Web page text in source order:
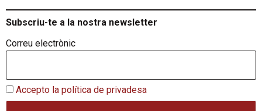
Subscriu-te a la nostra newsletter
Correu electrònic
Accepto la política de privadesa